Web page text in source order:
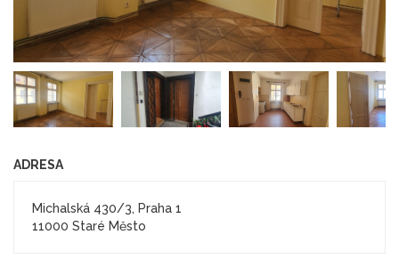
ADRESA
Michalská 430/3, Praha 1
11000 Staré Město